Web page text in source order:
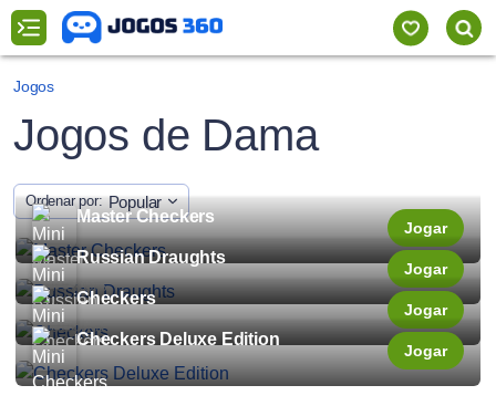
Jogos
Jogos de Dama
Ordenar por: Popular
Master Checkers
Jogar
Russian Draughts
Jogar
Checkers
Jogar
Checkers Deluxe Edition
Jogar